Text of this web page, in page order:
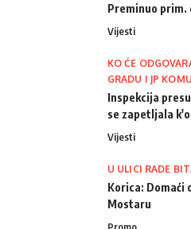
Preminuo prim.
Vijesti
KO ĆE
GRADU I JP
Inspekcija
se zapetljala
Vijesti
U ULICI RADE
Korica: Domaći
Mostaru
Promo